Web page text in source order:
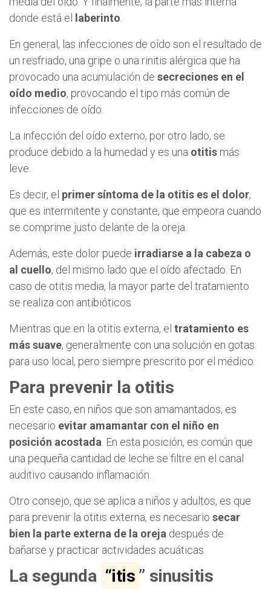
donde está el laberinto
En general, las infecciones de oído son el resultado de
un resfriado, una gripe o una rinitis alérgica que ha
provocado una acumulación de secreciones en el
oído medio, provocando el tipo más común de
infecciones de oído.
La infección del oído externo, por otro lado, se
produce debido a la humedad y es una otitis más
leve.
Es decir, el primer síntoma de la otitis es el dolor,
que es intermitente y constante, que empeora cuando
se comprime justo delante de la oreja.
Además, este dolor puede irradiarse a la cabeza o
al cuello, del mismo lado que el oído afectado. En
caso de otitis media, la mayor parte del tratamiento
se realiza con antibióticos.
Mientras que en la otitis externa, el tratamiento es
más suave, generalmente con una solución en gotas
para uso local, pero siempre prescrito por el médico.
Para prevenir la otitis
En este caso, en niños que son amamantados, es
necesario evitar amamantar con el niño en
posición acostada . En esta posición, es común que
una pequeña cantidad de leche se filtre en el canal
auditivo causando inflamación.
Otro consejo, que se aplica a niños y adultos, es que
para prevenir la otitis externa, es necesario secar
bien la parte externa de la oreja después de
bañarse y practicar actividades acuáticas.
La segunda “itis ” sinusitis